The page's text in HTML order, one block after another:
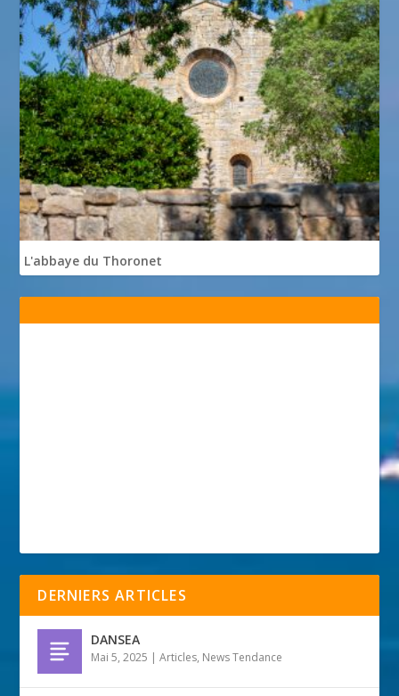
L'abbaye du Thoronet
DERNIERS ARTICLES
DANSEA
Mai 5, 2025 |Articles, News Tendance